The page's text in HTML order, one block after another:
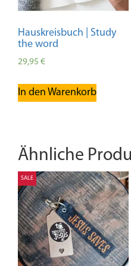
Hauskreisbuch | Study
the word
29,95 €
In den Warenkorb
Ähnliche
SALE